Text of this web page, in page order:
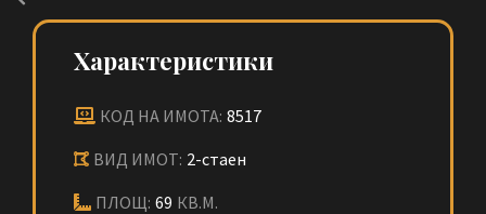
Характеристики
КОД НА ИМОТА: 8517
ВИД ИМОТ: 2-стаен
ПЛОЩ: 69 КВ.М.